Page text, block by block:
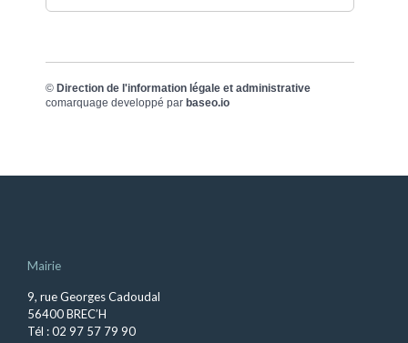
© Direction de l'information légale et administrative
comarquage developpé par baseo.io
Mairie
9, rue Georges Cadoudal
56400 BREC’H
Tél : 02 97 57 79 90